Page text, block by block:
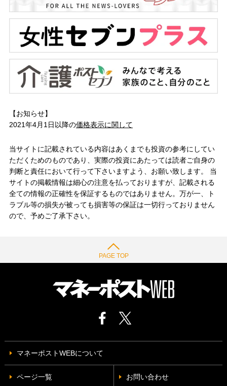
【お知らせ】
2021年4月1日以降の価格表示に関して
当サイトに記載されている内容はあくまでも投資の参考にしてい
ただくためのものであり、実際の投資にあたっては読者ご自身の
判断と責任において行って下さいますよう、お願い致します。 当
サイトの掲載情報は細心の注意を払っておりますが、記載される
全ての情報の正確性を保証するものではありません。万が一、ト
ラブル等の損失が被っても損害等の保証は一切行っておりません
ので、予めご了承下さい。
PAGE TOP
マネーポストWEBについて
ページ一覧 お問い合わせ